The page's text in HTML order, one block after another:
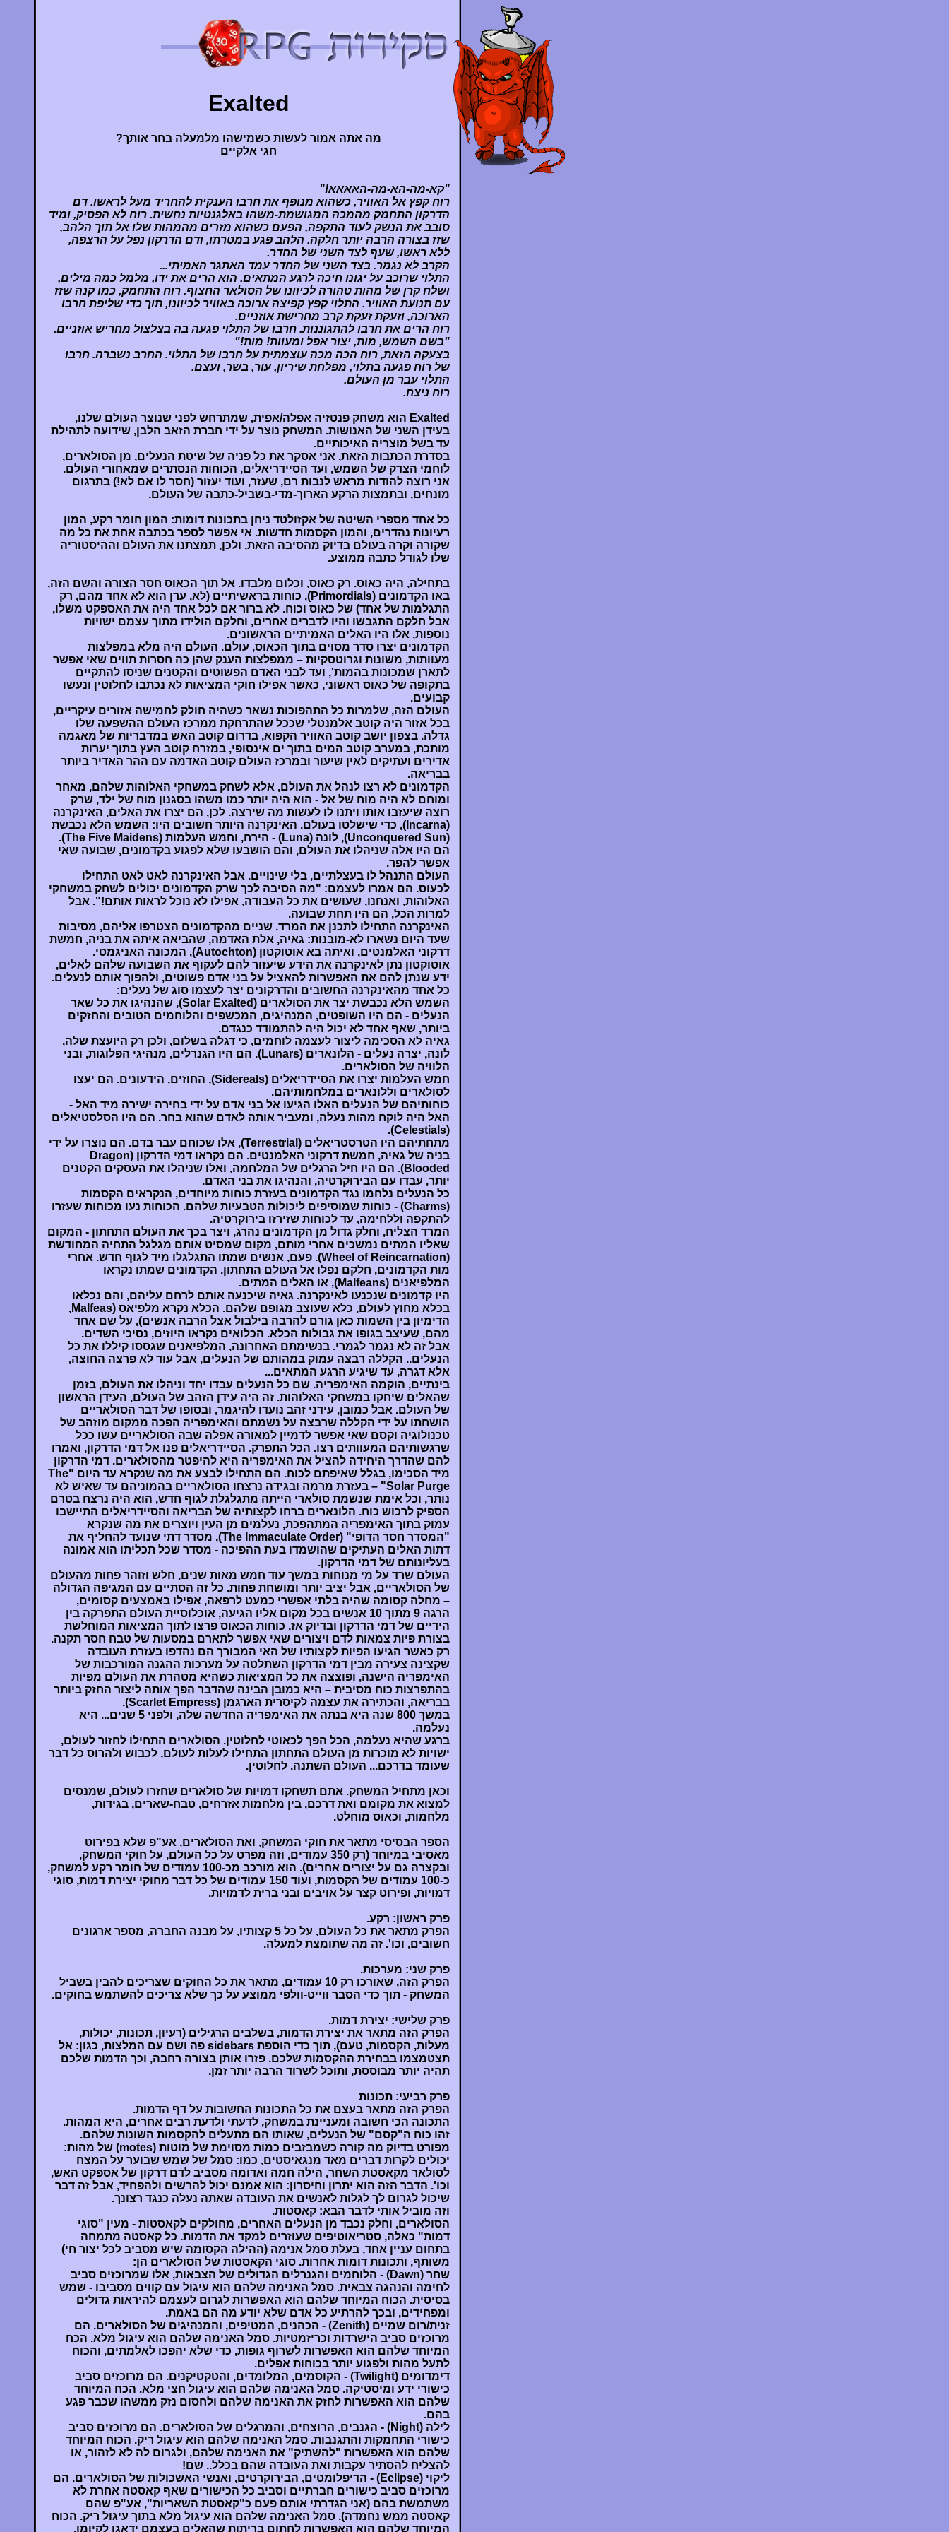
Exalted
מה אתה אמור לעשות כשמישהו מלמעלה בחר אותך?
חגי אלקיים
"קא-מה-הא-מה-האאאא!"
רוח קפץ אל האוויר, כשהוא מנופף את חרבו הענקית להחריד מעל לראשו. דם
הדרקון התחמק מהמכה המגושמת-משהו באלגנטיות נחשית. רוח לא הפסיק, ומיד
סובב את הנשק לעוד התקפה, הפעם כשהוא מזרים מהמהות שלו אל תוך הלהב,
שזז בצורה הרבה יותר חלקה. הלהב פגע במטרתו, ודם הדרקון נפל על הרצפה,
ללא ראשו, שעף לצד השני של החדר.
הקרב לא נגמר. בצד השני של החדר עמד האתגר האמיתי...
התלוי שרוכב על יגונו חיכה לרגע המתאים. הוא הרים את ידו, מלמל כמה מילים,
ושלח קרן של מהות טהורה לכיוונו של הסולאר החצוף. רוח התחמק, כמו קנה שזז
עם תנועת האוויר. התלוי קפץ קפיצה ארוכה באוויר לכיוונו, תוך כדי שליפת חרבו
הארוכה, וזעקת זעקת קרב מחרישת אוזניים.
רוח הרים את חרבו להתגוננות. חרבו של התלוי פגעה בה בצלצול מחריש אוזניים.
"בשם השמש, מות, יצור אפל ומעוות! מות!"
בצעקה הזאת, רוח הכה מכה עוצמתית על חרבו של התלוי. החרב נשברה. חרבו
של רוח פגעה בתלוי, מפלחת שיריון, עור, בשר, ועצם.
התלוי עבר מן העולם.
רוח ניצח.
Exalted הוא משחק פנטזיה אפלה/אפית, שמתרחש לפני שנוצר העולם שלנו,
בעידן השני של האנושות. המשחק נוצר על ידי חברת הזאב הלבן, שידועה לתהילת
עד בשל מוצריה האיכותיים.
בסדרת הכתבות הזאת, אני אסקר את כל פניה של שיטת הנעלים, מן הסולארים,
לוחמי הצדק של השמש, ועד הסיידריאלים, הכוחות הנסתרים שמאחורי העולם.
אני רוצה להודות מראש לנבות רם, שעזר, ועוד יעזור (חסר לו אם לא!) בתרגום
מונחים, ובתמצות הרקע הארוך-מדי-בשביל-כתבה של העולם.
כל אחד מספרי השיטה של אקזולטד ניחן בתכונות דומות: המון חומר רקע, המון
רעיונות נהדרים, והמון הקסמות חדשות. אי אפשר לספר בכתבה אחת את כל מה
שקורה וקרה בעולם בדיוק מהסיבה הזאת, ולכן, תמצתנו את העולם וההיסטוריה
שלו לגודל כתבה ממוצע.
בתחילה, היה כאוס. רק כאוס, וכלום מלבדו. אל תוך הכאוס חסר הצורה והשם הזה,
באו הקדמונים (Primordials), כוחות בראשיתיים (לא, ערן הוא לא אחד מהם, רק
התגלמות של אחד) של כאוס וכוח. לא ברור אם לכל אחד היה את האספקט משלו,
אבל חלקם התגבשו והיו לדברים אחרים, וחלקם הולידו מתוך עצמם ישויות
נוספות, אלו היו האלים האמיתיים הראשונים.
הקדמונים יצרו סדר מסוים בתוך הכאוס, עולם. העולם היה מלא במפלצות
מעוותות, משונות וגרוטסקיות – ממפלצות הענק שהן כה חסרות תווים שאי אפשר
לתארן שמכונות בהמות', ועד לבני האדם הפשוטים והקטנים שניסו להתקיים
בתקופה של כאוס ראשוני, כאשר אפילו חוקי המציאות לא נכתבו לחלוטין ונעשו
קבועים.
העולם הזה, שלמרות כל התהפוכות נשאר כשהיה חולק לחמישה אזורים עיקריים,
בכל אזור היה קוטב אלמנטלי שככל שהתרחקת ממרכז העולם ההשפעה שלו
גדלה. בצפון יושב קוטב האוויר הקפוא, בדרום קוטב האש במדבריות של מאגמה
מותכת, במערב קוטב המים בתוך ים אינסופי, במזרח קוטב העץ בתוך יערות
אדירים ועתיקים לאין שיעור ובמרכז העולם קוטב האדמה עם ההר האדיר ביותר
בבריאה.
הקדמונים לא רצו לנהל את העולם, אלא לשחק במשחקי האלוהות שלהם, מאחר
ומוחם לא היה מוח של אל - הוא היה יותר כמו משהו בסגנון מוח של ילד, שרק
רוצה שיעזבו אותו ויתנו לו לעשות מה שירצה. לכן, הם יצרו את האלים, האינקרנה
(Incarna), כדי שישלטו בעולם. האינקרנה היותר חשובים היו: השמש הלא נכבשת
(Unconquered Sun), לונה (Luna) - הירח, וחמש העלמות (The Five Maidens).
הם היו אלה שניהלו את העולם, והם הושבעו שלא לפגוע בקדמונים, שבועה שאי
אפשר להפר.
העולם התנהל לו בעצלתיים, בלי שינויים. אבל האינקרנה לאט לאט התחילו
לכעוס. הם אמרו לעצמם: "מה הסיבה לכך שרק הקדמונים יכולים לשחק במשחקי
האלוהות, ואנחנו, שעושים את כל העבודה, אפילו לא נוכל לראות אותם!". אבל
למרות הכל, הם היו תחת שבועה.
האינקרנה התחילו לתכנן את המרד. שניים מהקדמונים הצטרפו אליהם, מסיבות
שעד היום נשארו לא-מובנות: גאיה, אלת האדמה, שהביאה איתה את בניה, חמשת
דרקוני האלמנטים, ואיתה בא אוטוקטון (Autochton), המכונה האניגמטי.
אוטוקטון נתן לאינקרנה את הידע שיעזור להם לעקוף את השבועה שלהם לאלים,
ידע שנתן להם את האפשרות להאציל על בני אדם פשוטים, ולהפוך אותם לנעלים.
כל אחד מהאינקרנה החשובים והדרקונים יצר לעצמו סוג של נעלים:
השמש הלא נכבשת יצר את הסולארים (Solar Exalted), שהנהיגו את כל שאר
הנעלים - הם היו השופטים, המנהיגים, המכשפים והלוחמים הטובים והחזקים
ביותר, שאף אחד לא יכול היה להתמודד כנגדם.
גאיה לא הסכימה ליצור לעצמה לוחמים, כי דגלה בשלום, ולכן רק היועצת שלה,
לונה, יצרה נעלים - הלונארים (Lunars). הם היו הגנרלים, מנהיגי הפלוגות, ובני
הלוויה של הסולארים.
חמש העלמות יצרו את הסיידריאלים (Sidereals), החוזים, הידעונים. הם יעצו
לסולארים וללונארים במלחמותיהם.
כוחותיהם של הנעלים האלו הגיעו אל בני אדם על ידי בחירה ישירה מיד האל -
האל היה לוקח מהות נעלה, ומעביר אותה לאדם שהוא בחר. הם היו הסלסטיאלים
(Celestials).
מתחתיהם היו הטרסטריאלים (Terrestrial), אלו שכוחם עבר בדם. הם נוצרו על ידי
בניה של גאיה, חמשת דרקוני האלמנטים. הם נקראו דמי הדרקון (Dragon
Blooded). הם היו חיל הרגלים של המלחמה, ואלו שניהלו את העסקים הקטנים
יותר, עבדו עם הבירוקרטיה, והנהיגו את בני האדם.
כל הנעלים נלחמו נגד הקדמונים בעזרת כוחות מיוחדים, הנקראים הקסמות
(Charms) - כוחות שמוסיפים ליכולות הטבעיות שלהם. הכוחות נעו מכוחות שעזרו
להתקפה וללחימה, עד לכוחות שזירזו בירוקרטיה.
המרד הצליח, וחלק גדול מן הקדמונים נהרג, ויצר בכך את העולם התחתון - המקום
שאליו המתים נמשכים אחרי מותם, מקום שמסיט אותם מגלגל התחיה המחודשת
(Wheel of Reincarnation). פעם, אנשים שמתו התגלגלו מיד לגוף חדש. אחרי
מות הקדמונים, חלקם נפלו אל העולם התחתון. הקדמונים שמתו נקראו
המלפיאנים (Malfeans), או האלים המתים.
היו קדמונים שנכנעו לאינקרנה. גאיה שיכנעה אותם לרחם עליהם, והם נכלאו
בכלא מחוץ לעולם, כלא שעוצב מגופם שלהם. הכלא נקרא מלפיאס (Malfeas,
הדימיון בין השמות כאן גורם להרבה בילבול אצל הרבה אנשים), על שם אחד
מהם, שעיצב בגופו את גבולות הכלא. הכלואים נקראו היוזים, נסיכי השדים.
אבל זה לא נגמר לגמרי. בנשימתם האחרונה, המלפיאנים שגססו קיללו את כל
הנעלים.. הקללה רבצה עמוק במהותם של הנעלים, אבל עוד לא פרצה החוצה,
אלא דגרה, עד שיגיע הרגע המתאים...
בינתיים, הוקמה האימפריה. שם כל הנעלים עבדו יחד וניהלו את העולם, בזמן
שהאלים שיחקו במשחקי האלוהות. זה היה עידן הזהב של העולם, העידן הראשון
של העולם. אבל כמובן, עידני זהב נועדו להיגמר, ובסופו של דבר הסולאריים
הושחתו על ידי הקללה שרבצה על נשמתם והאימפריה הפכה ממקום מוזהב של
טכנולוגיה וקסם שאי אפשר לדמיין למאורה אפלה שבה הסולאריים עשו ככל
שרגשותיהם המעוותים רצו. הכל התפרק. הסיידריאלים פנו אל דמי הדרקון, ואמרו
להם שהדרך היחידה להציל את האימפריה היא להיפטר מהסולארים. דמי הדרקון
מיד הסכימו, בגלל שאיפתם לכוח. הם התחילו לבצע את מה שנקרא עד היום "The
Solar Purge" – בעזרת מרמה ובגידה נרצחו הסולאריים בהמוניהם עד שאיש לא
נותר, וכל אימת שנשמת סולארי הייתה מתגלגלת לגוף חדש, הוא היה נרצח בטרם
הספיק לרכוש כוח. הלונארים ברחו לקצותיה של הבריאה והסיידריאלים התיישבו
עמוק בתוך האימפריה המתהפכת, נעלמים מן העין ויוצרים את מה שנקרא
"המסדר חסר הדופי" (The Immaculate Order), מסדר דתי שנועד להחליף את
דתות האלים העתיקים שהושמדו בעת ההפיכה - מסדר שכל תכליתו הוא אמונה
בעליונותם של דמי הדרקון.
העולם שרד על מי מנוחות במשך עוד חמש מאות שנים, חלש וזוהר פחות מהעולם
של הסולאריים, אבל יציב יותר ומושחת פחות. כל זה הסתיים עם המגיפה הגדולה
– מחלה קסומה שהיה בלתי אפשרי כמעט לרפאה, אפילו באמצעים קסומים,
הרגה 9 מתוך 10 אנשים בכל מקום אליו הגיעה, אוכלוסיית העולם התפרקה בין
הידיים של דמי הדרקון ובדיוק אז, כוחות הכאוס פרצו לתוך המציאות המוחלשת
בצורת פיות צמאות לדם ויצורים שאי אפשר לתארם במסעות של טבח חסר תקנה.
רק כאשר הגיעו הפיות לקצותיו של האי המבורך הם נהדפו בעזרת העובדה
שקצינה צעירה מבין דמי הדרקון השתלטה על מערכות ההגנה המורכבות של
האימפריה הישנה, ופוצצה את כל המציאות כשהיא מטהרת את העולם מפיות
בהתפרצות כוח מסיבית – היא כמובן הבינה שהדבר הפך אותה ליצור החזק ביותר
בבריאה, והכתירה את עצמה לקיסרית הארגמן (Scarlet Empress).
במשך 800 שנה היא בנתה את האימפריה החדשה שלה, ולפני 5 שנים... היא
נעלמה.
ברגע שהיא נעלמה, הכל הפך לכאוטי לחלוטין. הסולארים התחילו לחזור לעולם,
ישויות לא מוכרות מן העולם התחתון התחילו לעלות לעולם, לכבוש ולהרוס כל דבר
שעומד בדרכם... העולם השתנה. לחלוטין.
וכאן מתחיל המשחק. אתם תשחקו דמויות של סולארים שחזרו לעולם, שמנסים
למצוא את מקומם ואת דרכם, בין מלחמות אזרחים, טבח-שארים, בגידות,
מלחמות, וכאוס מוחלט.
הספר הבסיסי מתאר את חוקי המשחק, ואת הסולארים, אע"פ שלא בפירוט
מאסיבי במיוחד (רק 350 עמודים, וזה מפרט על כל העולם, על חוקי המשחק,
ובקצרה גם על יצורים אחרים). הוא מורכב מכ-100 עמודים של חומר רקע למשחק,
כ-100 עמודים של הקסמות, ועוד 150 עמודים של כל דבר מחוקי יצירת דמות, סוגי
דמויות, ופירוט קצר על אויבים ובני ברית לדמויות.
פרק ראשון: רקע.
הפרק מתאר את כל העולם, על כל 5 קצותיו, על מבנה החברה, מספר ארגונים
חשובים, וכו'. זה מה שתומצת למעלה.
פרק שני: מערכות.
הפרק הזה, שאורכו רק 10 עמודים, מתאר את כל החוקים שצריכים להבין בשביל
המשחק - תוך כדי הסבר ווייט-וולפי ממוצע על כך שלא צריכים להשתמש בחוקים.
פרק שלישי: יצירת דמות.
הפרק הזה מתאר את יצירת הדמות, בשלבים הרגילים (רעיון, תכונות, יכולות,
מעלות, הקסמות, טעם), תוך כדי הוספת sidebars פה ושם עם המלצות, כגון: אל
תצטמצמו בבחירת ההקסמות שלכם. פזרו אותן בצורה רחבה, וכך הדמות שלכם
תהיה יותר מבוססת, ותוכל לשרוד הרבה יותר זמן.
פרק רביעי: תכונות
הפרק הזה מתאר בעצם את כל התכונות החשובות על דף הדמות.
התכונה הכי חשובה ומעניינת במשחק, לדעתי ולדעת רבים אחרים, היא המהות.
זהו כוח ה"קסם" של הנעלים, שאותו הם מתעלים להקסמות השונות שלהם.
מפורט בדיוק מה קורה כשמבזבים כמות מסוימת של מוטות (motes) של מהות:
יכולים לקרות דברים מאד מנגאיסטים, כמו: סמל של שמש שבוער על המצח
לסולאר מקאסטת השחר, הילה חמה ואדומה מסביב לדם דרקון של אספקט האש,
וכו'. הדבר הזה הוא יתרון וחיסרון: הוא אמנם יכול להרשים ולהפחיד, אבל זה דבר
שיכול לגרום לך לגלות לאנשים את העובדה שאתה נעלה כנגד רצונך.
וזה מוביל אותי לדבר הבא: קאסטות.
הסולארים, וחלק נכבד מן הנעלים האחרים, מחולקים לקאסטות - מעין "סוגי
דמות" כאלה, סטריאוטיפים שעוזרים למקד את הדמות. כל קאסטה מתמחה
בתחום עניין אחד, בעלת סמל אנימה (ההילה הקסומה שיש מסביב לכל יצור חי)
משותף, ותכונות דומות אחרות. סוגי הקאסטות של הסולארים הן:
שחר (Dawn) - הלוחמים והגנרלים הגדולים של הצבאות, אלו שמרוכזים סביב
לחימה והנהגה צבאית. סמל האנימה שלהם הוא עיגול עם קווים מסביבו - שמש
בסיסית. הכוח המיוחד שלהם הוא האפשרות לגרום לעצמם להיראות גדולים
ומפחידים, ובכך להרתיע כל אדם שלא יודע מה הם באמת.
זנית/רום שמיים (Zenith) - הכהנים, המטיפים, והמנהיגים של הסולארים. הם
מרוכזים סביב הישרדות וכריזמטיות. סמל האנימה שלהם הוא עיגול מלא. הכח
המיוחד שלהם הוא האפשרות לשרוף גופות, כדי שלא יהפכו לאלמתים, והכוח
לתעל מהות ולפגוע יותר בכוחות אפלים.
דימדומים (Twilight) - הקוסמים, המלומדים, והטקטיקנים. הם מרוכזים סביב
כישורי ידע ומיסטיקה. סמל האנימה שלהם הוא עיגול חצי מלא. הכח המיוחד
שלהם הוא האפשרות לחזק את האנימה שלהם ולחסום נזק ממשהו שכבר פגע
בהם.
לילה (Night) - הגנבים, הרוצחים, והמרגלים של הסולארים. הם מרוכזים סביב
כישורי התחמקות והתגנבות. סמל האנימה שלהם הוא עיגול ריק. הכוח המיוחד
שלהם הוא האפשרות "להשתיק" את האנימה שלהם, ולגרום לה לא לזהור, או
להצליח להסתיר עקבות ואת העובדה שהם בכלל.. שם!
ליקוי (Eclipse) - הדיפלומטים, הבירוקרטים, ואנשי האשכולות של הסולארים. הם
מרוכזים סביב כישורים חברתיים וסביב כל הכישורים שאף קאסטה אחרת לא
משתמשת בהם (אני הגדרתי אותם פעם כ"קאסטת השאריות", אע"פ שהם
קאסטה ממש נחמדה). סמל האנימה שלהם הוא עיגול מלא בתוך עיגול ריק. הכוח
המיוחד שלהם הוא האפשרות לחתום בריתות שהאלים בעצמם ידאגו לקיומן,